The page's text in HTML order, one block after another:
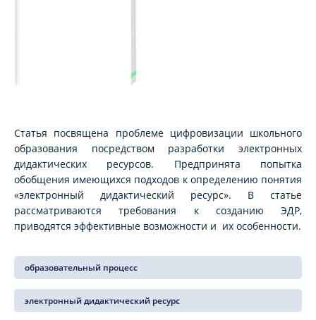
Статья посвящена проблеме цифровизации школьного
образования посредством разработки электронных
дидактических ресурсов. Предпринята попытка
обобщения имеющихся подходов к определению понятия
«электронный дидактический ресурс». В статье
рассматриваются требования к созданию ЭДР,
приводятся эффективные возможности и их особенности.
образовательный процесс
электронный дидактический ресурс